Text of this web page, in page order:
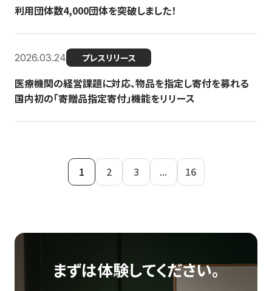
利用団体数4,000団体を突破しました！
2026.03.24 プレスリリース
医療機関の経営課題に対応、物品を指定し寄付を募れる
国内初の「寄贈品指定寄付」機能をリリース
1 2 3 ... 16
まずは体験してください。